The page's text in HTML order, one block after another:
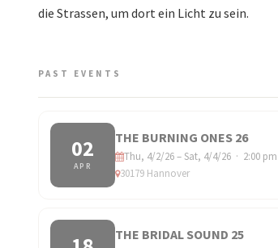
die Strassen, um dort ein Licht zu sein.
PAST EVENTS
02
APR
THE BURNING ONES 26
Thu, 4/2/26 – Sat, 4/4/26 · 2:00 pm
30179 Hannover
THE BRIDAL SOUND 25